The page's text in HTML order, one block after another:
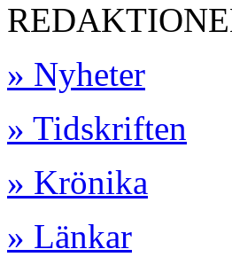
» Nyheter
» Tidskriften
» Krönika
» Länkar